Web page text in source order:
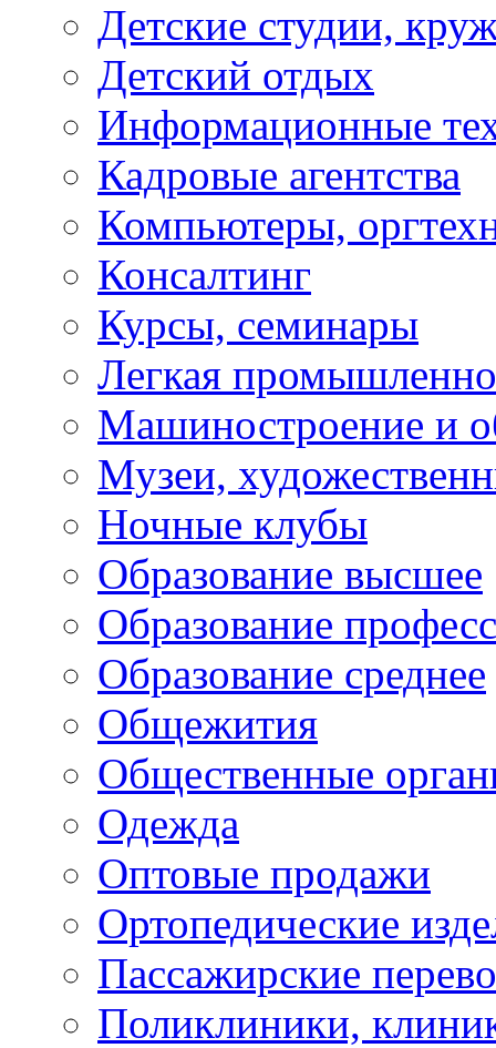
Детские студии,
Детский отдых
Информационные
Кадровые агентства
Компьютеры,
Консалтинг
Курсы, семинары
Легкая
Машиностроение и
Музеи,
Ночные клубы
Образование высшее
Образование
Образование среднее
Общежития
Общественные
Одежда
Оптовые продажи
Ортопедические
Пассажирские
Поликлиники,